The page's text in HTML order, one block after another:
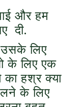
और हम
दी.
उसके लिए
के लिए एक
हश्र क्या
के लिए